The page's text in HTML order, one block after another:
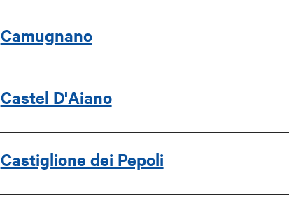
Camugnano
Castel D'Aiano
Castiglione dei Pepoli